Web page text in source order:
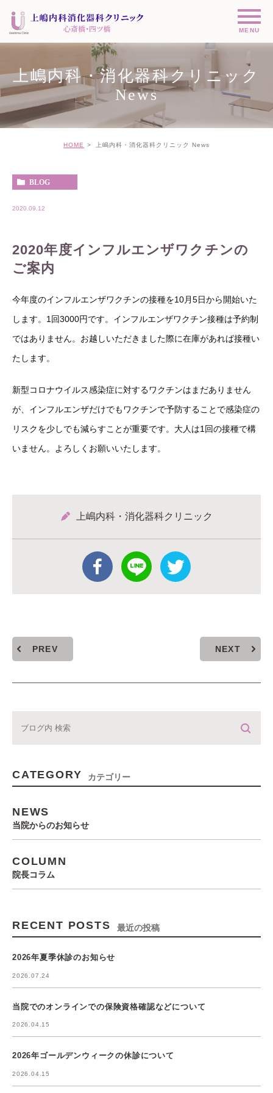
上嶋内科・消化器科クリニック
News
HOME 上嶋内科・消化器科クリニック News
BLOG
2020.09.12
2020年度インフルエンザワクチンの
ご案内
今年度のインフルエンザワクチンの接種を10月5日から開始いた
します。1回3000円です。インフルエンザワクチン接種は予約制
ではありません。お越しいただきました際に在庫があれば接種い
たします。
新型コロナウイルス感染症に対するワクチンはまだありません
が、インフルエンザだけでもワクチンで予防することで感染症の
リスクを少しでも減らすことが重要です。大人は1回の接種で構
いません。よろしくお願いいたします。
上嶋内科・消化器科クリニック
PREV NEXT
CATEGORY カテゴリー
NEWS
当院からのお知らせ
COLUMN
院長コラム
RECENT POSTS 最近の投稿
2026年夏季休診のお知らせ
2026.07.24
当院でのオンラインでの保険資格確認などについて
2026.04.15
2026年ゴールデンウィークの休診について
2026.04.15